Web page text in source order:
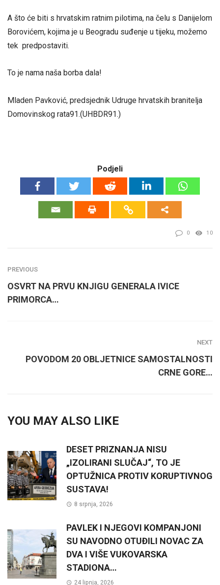
A što će biti s hrvatskim ratnim pilotima, na čelu s Danijelom
Borovićem, kojima je u Beogradu suđenje u tijeku, možemo
tek predpostaviti.
To je nama naša borba dala!
Mladen Pavković, predsjednik Udruge hrvatskih branitelja
Domovinskog rata91.(UHBDR91.)
Podjeli
0 10
PREVIOUS
OSVRT NA PRVU KNJIGU GENERALA IVICE
PRIMORCA…
NEXT
POVODOM 20 OBLJETNICE SAMOSTALNOSTI
CRNE GORE…
YOU MAY ALSO LIKE
DESET PRIZNANJA NISU
„IZOLIRANI SLUČAJ“, TO JE
OPTUŽNICA PROTIV KORUPTIVNOG
SUSTAVA!
8 srpnja, 2026
PAVLEK I NJEGOVI KOMPANJONI
SU NAVODNO OTUĐILI NOVAC ZA
DVA I VIŠE VUKOVARSKA
STADIONA…
24 lipnja, 2026